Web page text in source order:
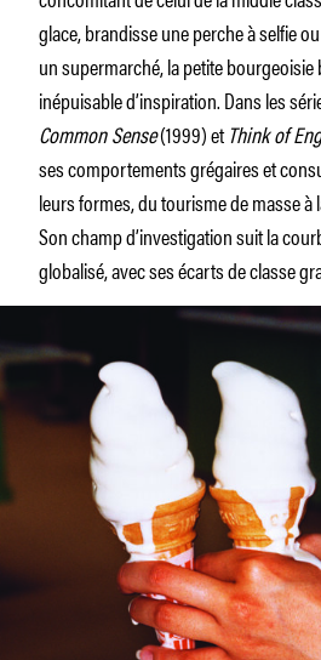
glace, brandisse une perche à selfie
un supermarché, la petite
inépuisable d’inspiration. Dans les
Common Sense(1999) etThink of
ses comportements grégaires et
leurs formes, du tourisme de masse
Son champ d’investigation suit la
globalisé, avec ses écarts de classe